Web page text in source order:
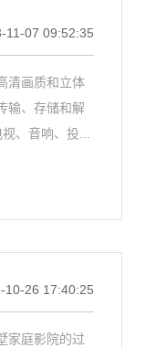
11-07 09:52:35
清画质和立体
输、存储和解
、音响、投...
10-26 17:40:25
家庭影院的过